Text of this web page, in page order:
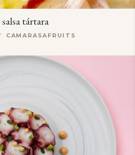
tártara
CAMARASAFRUITS